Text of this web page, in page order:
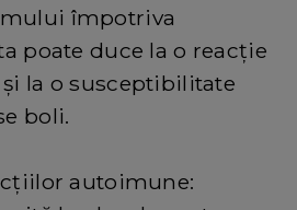
împotriva
poate duce la o reacție
la o susceptibilitate
boli.
autoimune: